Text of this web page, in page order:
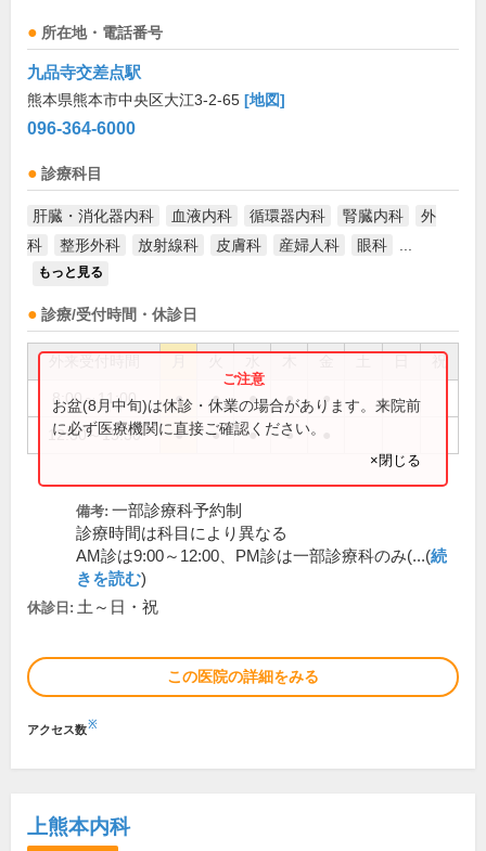
所在地・電話番号
九品寺交差点駅
熊本県熊本市中央区大江3-2-65 [地図]
096-364-6000
診療科目
肝臓・消化器内科 血液内科 循環器内科 腎臓内科
外
科
整形外科 放射線科 皮膚科 産婦人科 眼科
もっと見る
診療/受付時間・休診日
祝
8:00～11:00 ● ● ● ● ●
12:30～15:30 ● ● ● ●
お盆(8月中旬)は休診・休業の場合があります。来院前
に必ず医療機関に直接ご確認ください。
×閉じる
備考: 一部診療科予約制
診療時間は科目により異なる
AM診は9:00～12:00、PM診は一部診療科のみ(...(続
きを読む)
休診日: 土～日・祝
この医院の詳細をみる
アクセス数※
上熊本内科